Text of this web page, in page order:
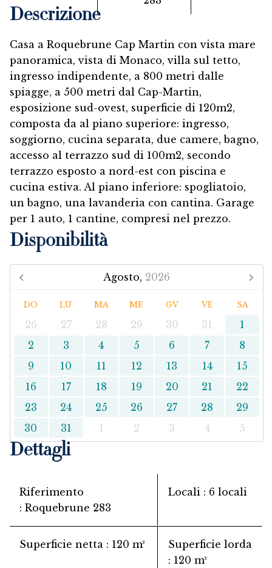
Descrizione
Casa a Roquebrune Cap Martin con vista mare
panoramica, vista di Monaco, villa sul tetto,
ingresso indipendente, a 800 metri dalle
spiagge, a 500 metri dal Cap-Martin,
esposizione sud-ovest, superficie di 120m2,
composta da al piano superiore: ingresso,
soggiorno, cucina separata, due camere, bagno,
accesso al terrazzo sud di 100m2, secondo
terrazzo esposto a nord-est con piscina e
cucina estiva. Al piano inferiore: spogliatoio,
un bagno, una lavanderia con cantina. Garage
per 1 auto, 1 cantine, compresi nel prezzo.
Disponibilità
Agosto, 2026
DO LU MA ME GV VE SA
26 27 28 29 30 31
1
2
3 4 5 6 7
8
9
10 11 12 13 14
15
16
17 18 19 20 21
22
23
24 25 26 27 28
29
30
31 1 2 3 4 5
Dettagli
Riferimento
Roquebrune 283
Locali 6 locali
Superficie netta 120 m²
Superficie lorda
120 m²